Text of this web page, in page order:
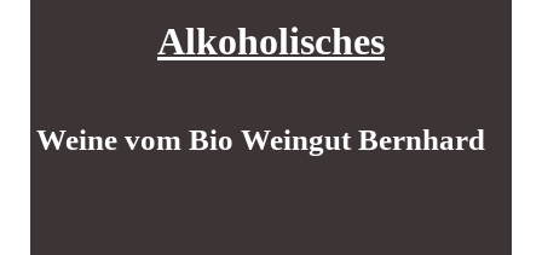
Alkoholisches
Weine vom Bio Weingut Bernhard